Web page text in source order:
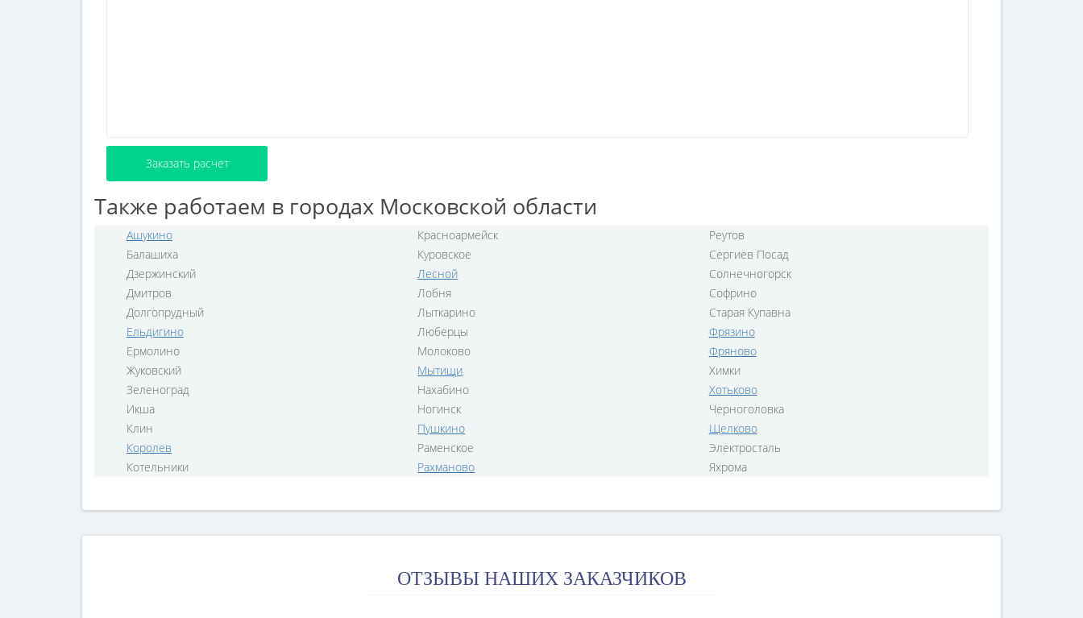
Заказать расчет
Также работаем в городах Московской области
Ашукино
Балашиха
Дзержинский
Дмитров
Долгопрудный
Ельдигино
Ермолино
Жуковский
Зеленоград
Икша
Клин
Королев
Котельники
Красноармейск
Куровское
Лесной
Лобня
Лыткарино
Люберцы
Молоково
Мытищи
Нахабино
Ногинск
Пушкино
Раменское
Рахманово
Реутов
Сергиев Посад
Солнечногорск
Софрино
Старая Купавна
Фрязино
Фряново
Химки
Хотьково
Черноголовка
Щелково
Электросталь
Яхрома
ОТЗЫВЫ НАШИХ ЗАКАЗЧИКОВ